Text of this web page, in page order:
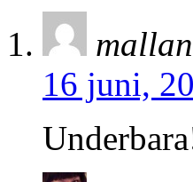
mallan
16 juni,